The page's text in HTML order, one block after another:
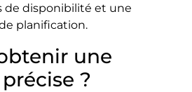
de disponibilité et une
planification.
une
?